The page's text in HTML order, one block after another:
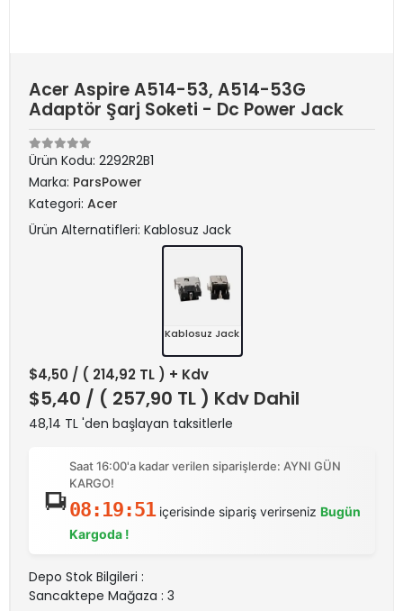
Acer Aspire A514-53, A514-53G
Adaptör Şarj Soketi - Dc Power Jack
Ürün Kodu: 2292R2B1
Marka: ParsPower
Kategori: Acer
Ürün Alternatifleri: Kablosuz Jack
Kablosuz Jack
$4,50 / ( 214,92 TL ) + Kdv
$5,40 / ( 257,90 TL ) Kdv Dahil
48,14 TL 'den başlayan taksitlerle
Saat 16:00'a kadar verilen siparişlerde: AYNI GÜN
KARGO!
08:19:51içerisinde sipariş verirseniz Bugün
Kargoda !
Depo Stok Bilgileri :
Sancaktepe Mağaza : 3